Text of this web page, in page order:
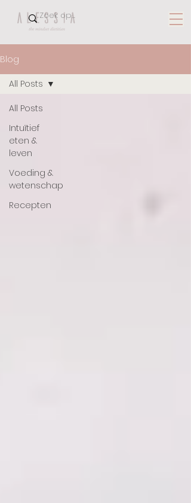
Blog
All Posts
Intuïtief
eten &
leven
Voeding &
wetenschap
Recepten
All Posts